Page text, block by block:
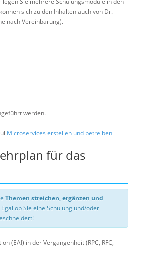
sich zu den Inhalten auch von Dr.
nach Vereinbarung).
werden.
Microservices erstellen und betreiben
für das
Themen streichen, ergänzen und
ob Sie eine Schulung und/oder
(EAI) in der Vergangenheit (RPC, RFC,